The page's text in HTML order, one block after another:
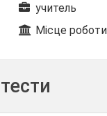
учитель
Місце роботи